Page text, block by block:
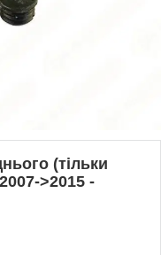
(тільки
>2015 -